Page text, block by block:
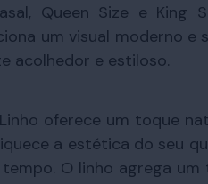
Queen Size e
um visual moderno e
acolhedor e estiloso.
oferece um toque
a estética do seu
O linho agrega